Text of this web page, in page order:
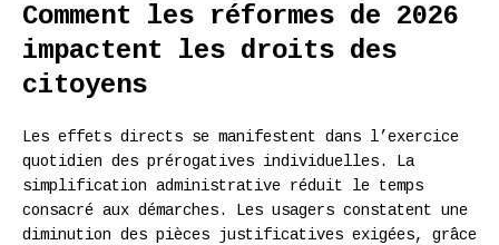
Comment les réformes de 2026
impactent les droits des
citoyens
Les effets directs se manifestent dans l’exercice
quotidien des prérogatives individuelles. La
simplification administrative réduit le temps
consacré aux démarches. Les usagers constatent une
diminution des pièces justificatives exigées, grâce